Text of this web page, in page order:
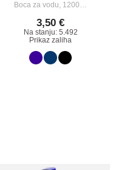
Boca za vodu, 1200…
3,50 €
Na stanju: 5.492
Prikaz zaliha